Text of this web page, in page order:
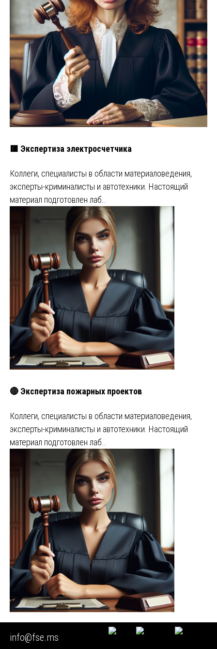
🟥 Экспертиза электросчетчика
Коллеги, специалисты в области материаловедения,
эксперты-криминалисты и автотехники. Настоящий
материал подготовлен лаб…
🔴 Экспертиза пожарных проектов
Коллеги, специалисты в области материаловедения,
эксперты-криминалисты и автотехники. Настоящий
материал подготовлен лаб…
🟩 Экспертиза приборов учета электроэнергии
info@fse.ms